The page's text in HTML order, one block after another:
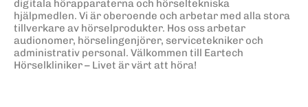
digitala hörapparaterna och hörseltekniska
hjälpmedlen. Vi är oberoende och arbetar med alla stora
tillverkare av hörselprodukter. Hos oss arbetar
audionomer, hörselingenjörer, servicetekniker och
administrativ personal. Välkommen till Eartech
Hörselkliniker – Livet är värt att höra!